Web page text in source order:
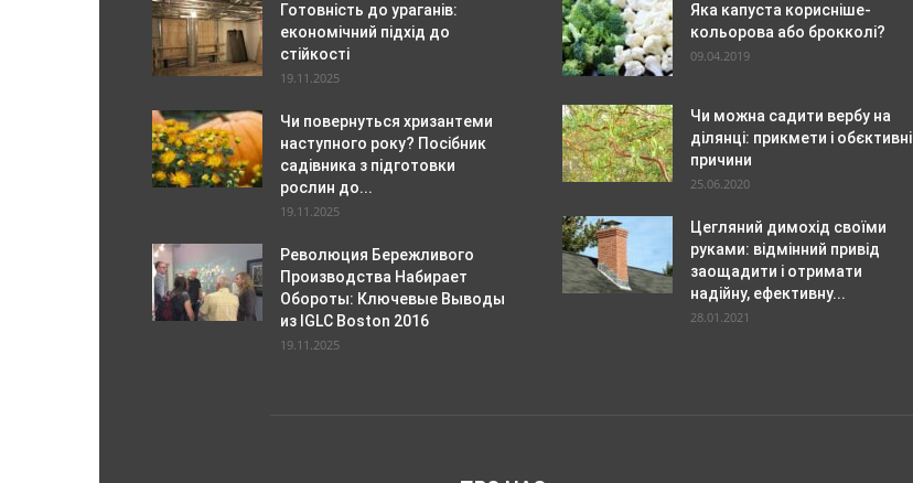
Готовність до ураганів:
економічний підхід до
стійкості
19.11.2025
Чи повернуться хризантеми
наступного року? Посібник
садівника з підготовки
рослин до...
19.11.2025
Революция Бережливого
Производства Набирает
Обороты: Ключевые Выводы
из IGLC Boston 2016
19.11.2025
Яка капуста корисніше-
кольорова або брокколі?
09.04.2019
Чи можна садити вербу на
ділянці: прикмети і обєктивні
причини
25.06.2020
Цегляний димохід своїми
руками: відмінний привід
заощадити і отримати
надійну, ефективну...
28.01.2021